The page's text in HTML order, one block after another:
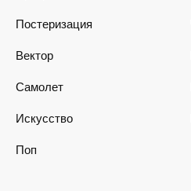
Постеризация
Вектор
Самолет
Искусство
Поп